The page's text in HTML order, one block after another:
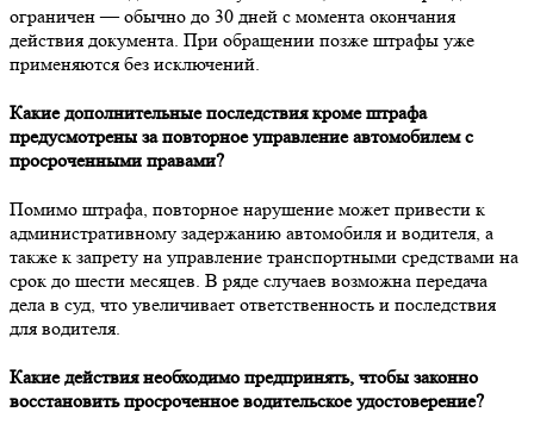
ограничен — обычно до 30 дней с момента окончания
действия документа. При обращении позже штрафы уже
применяются без исключений.
Какие дополнительные последствия кроме штрафа
предусмотрены за повторное управление автомобилем с
просроченными правами?
Помимо штрафа, повторное нарушение может привести к
административному задержанию автомобиля и водителя, а
также к запрету на управление транспортными средствами на
срок до шести месяцев. В ряде случаев возможна передача
дела в суд, что увеличивает ответственность и последствия
для водителя.
Какие действия необходимо предпринять, чтобы законно
восстановить просроченное водительское удостоверение?